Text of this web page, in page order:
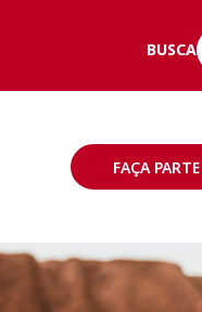
BUSCA
FAÇA PARTE